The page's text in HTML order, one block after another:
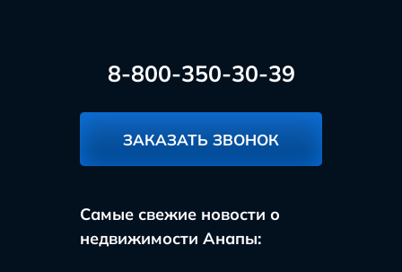
8-800-350-30-39
ЗАКАЗАТЬ ЗВОНОК
Самые свежие новости о
недвижимости Анапы: